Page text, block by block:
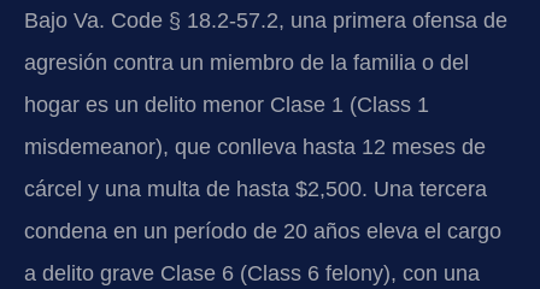
Bajo Va. Code § 18.2-57.2, una primera ofensa de
agresión contra un miembro de la familia o del
hogar es un delito menor Clase 1 (Class 1
misdemeanor), que conlleva hasta 12 meses de
cárcel y una multa de hasta $2,500. Una tercera
condena en un período de 20 años eleva el cargo
a delito grave Clase 6 (Class 6 felony), con una